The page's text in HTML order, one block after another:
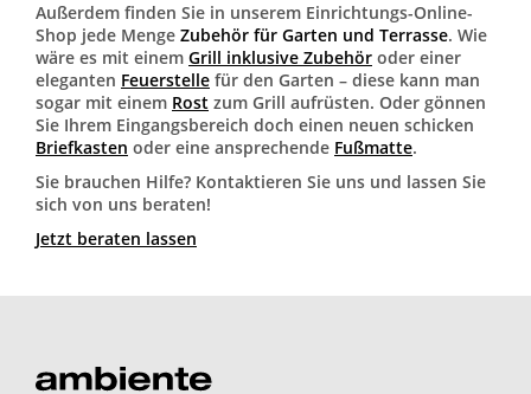
Außerdem finden Sie in unserem Einrichtungs-Online-
Shop jede Menge Zubehör für Garten und Terrasse. Wie
wäre es mit einem Grill inklusive Zubehör oder einer
eleganten Feuerstelle für den Garten – diese kann man
sogar mit einem Rost zum Grill aufrüsten. Oder gönnen
Sie Ihrem Eingangsbereich doch einen neuen schicken
Briefkasten oder eine ansprechende Fußmatte.
Sie brauchen Hilfe? Kontaktieren Sie uns und lassen Sie
sich von uns beraten!
Jetzt beraten lassen